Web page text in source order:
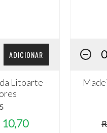
ADICIONAR
Litoarte -
10,70